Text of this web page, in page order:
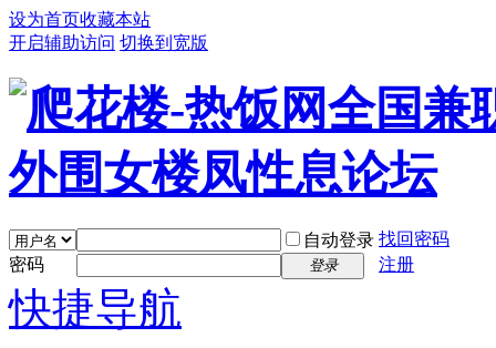
设为首页收藏本站
开启辅助访问 切换到宽版
自动登录 找回密码
密码
登录 注册
快捷导航